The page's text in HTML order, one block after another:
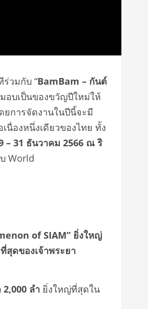
ร่วมกับ “BamBam – กันต์
อบเป็นของขวัญปีใหม่ให้
ยการจัดงานในปีนี้จะมี
นื่องหนึ่งเดียวของไทย ทั้ง
– 31 ธันวาคม 2566 ณ ริ
World
of SIAM” ยิ่งใหญ่
สุดของเจ้าพระยา
2,000 ลำ ยิ่งใหญ่ที่สุดใน